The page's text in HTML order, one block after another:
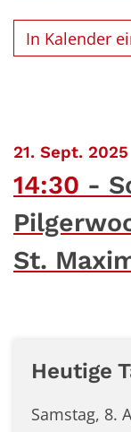
In Kalender
21. Sept. 2025
14:30
St.
Heutige
Samstag, 8.